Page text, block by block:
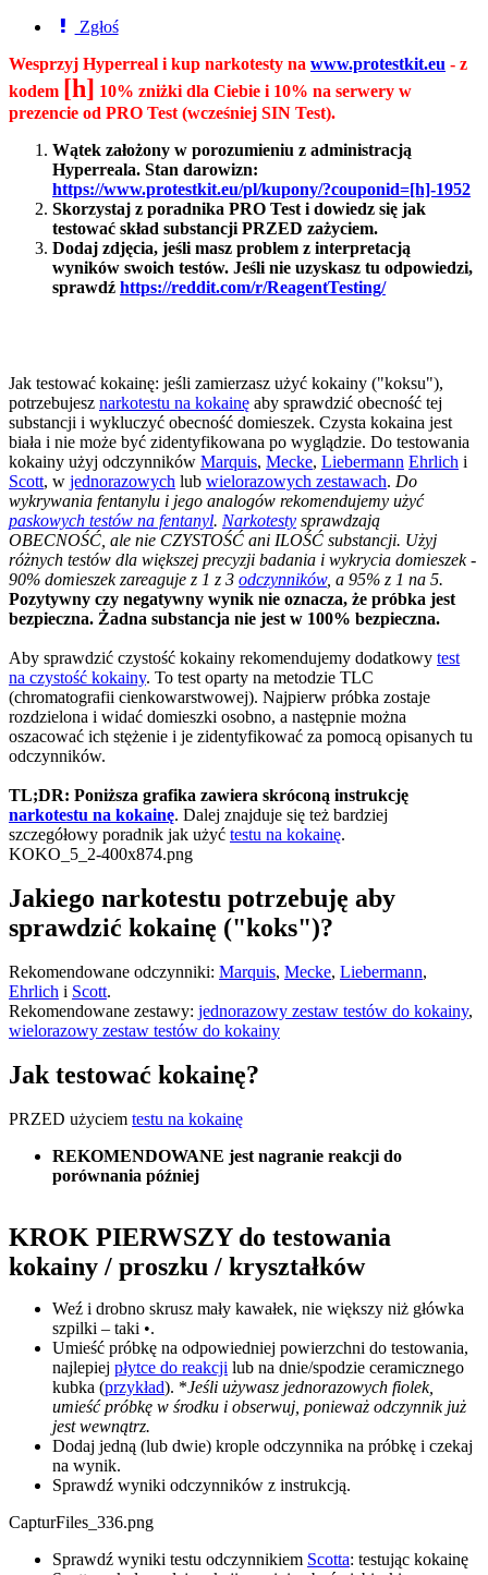
Zgłoś
Wesprzyj Hyperreal i kup narkotesty na www.protestkit.eu - z
kodem [h] 10% zniżki dla Ciebie i 10% na serwery w
prezencie od PRO Test (wcześniej SIN Test).
Wątek założony w porozumieniu z administracją
Hyperreala. Stan darowizn:
https://www.protestkit.eu/pl/kupony/?couponid=[h]-1952
Skorzystaj z poradnika PRO Test i dowiedz się jak
testować skład substancji PRZED zażyciem.
Dodaj zdjęcia, jeśli masz problem z interpretacją
wyników swoich testów. Jeśli nie uzyskasz tu odpowiedzi,
sprawdź https://reddit.com/r/ReagentTesting/
Jak testować kokainę: jeśli zamierzasz użyć kokainy ("koksu"),
potrzebujesz narkotestu na kokainę aby sprawdzić obecność tej
substancji i wykluczyć obecność domieszek. Czysta kokaina jest
biała i nie może być zidentyfikowana po wyglądzie. Do testowania
kokainy użyj odczynników Marquis, Mecke, Liebermann Ehrlich i
Scott, w jednorazowych lub wielorazowych zestawach. Do
wykrywania fentanylu i jego analogów rekomendujemy użyć
paskowych testów na fentanyl. Narkotesty sprawdzają
OBECNOŚĆ, ale nie CZYSTOŚĆ ani ILOŚĆ substancji. Użyj
różnych testów dla większej precyzji badania i wykrycia domieszek -
90% domieszek zareaguje z 1 z 3 odczynników, a 95% z 1 na 5.
Pozytywny czy negatywny wynik nie oznacza, że próbka jest
bezpieczna. Żadna substancja nie jest w 100% bezpieczna.
Aby sprawdzić czystość kokainy rekomendujemy dodatkowy test
na czystość kokainy. To test oparty na metodzie TLC
(chromatografii cienkowarstwowej). Najpierw próbka zostaje
rozdzielona i widać domieszki osobno, a następnie można
oszacować ich stężenie i je zidentyfikować za pomocą opisanych tu
odczynników.
TL;DR: Poniższa grafika zawiera skróconą instrukcję
narkotestu na kokainę. Dalej znajduje się też bardziej
szczegółowy poradnik jak użyć testu na kokainę.
KOKO_5_2-400x874.png
Jakiego narkotestu potrzebuję aby
sprawdzić kokainę ("koks")?
Rekomendowane odczynniki: Marquis, Mecke, Liebermann,
Ehrlich i Scott.
Rekomendowane zestawy: jednorazowy zestaw testów do kokainy,
wielorazowy zestaw testów do kokainy
Jak testować kokainę?
PRZED użyciem testu na kokainę
REKOMENDOWANE jest nagranie reakcji do
porównania później
KROK PIERWSZY do testowania
kokainy / proszku / kryształków
Weź i drobno skrusz mały kawałek, nie większy niż główka
szpilki – taki •.
Umieść próbkę na odpowiedniej powierzchni do testowania,
najlepiej płytce do reakcji lub na dnie/spodzie ceramicznego
kubka (przykład). *Jeśli używasz jednorazowych fiolek,
umieść próbkę w środku i obserwuj, ponieważ odczynnik już
jest wewnątrz.
Dodaj jedną (lub dwie) krople odczynnika na próbkę i czekaj
na wynik.
Sprawdź wyniki odczynników z instrukcją.
CapturFiles_336.png
Sprawdź wyniki testu odczynnikiem Scotta: testując kokainę